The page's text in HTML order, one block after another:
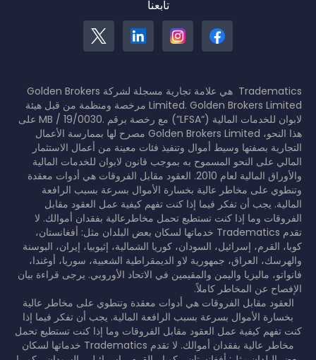
تابعنا
Tradematics هي علامة تجارية مسجلة لشركة Golden Brokers
Limited. Golden Brokers Limited مرخصة ومنظمة من قبل هيئة
لابوان للخدمات المالية (“LFSA”) مع رخصة برقم .MB / 19/0030 على
هذا النحو، Golden Brokers Limited مصرح لها بممارسة الأعمال
التجارية بصفتها وسيط أموال وتنفيذ فئات معينة من أعمال الاستثمار
المالي على النحو المسموح به بموجب قانون لابوان للخدمات المالية
والأوراق المالية لعام 2010. العقود مقابل الفروقات هي أدوات معقدة
وتنطوي على مخاطر عالية بخسارة الأموال بسرعة بسبب الرافعة
المالية. يجب أن تفكر فيما إذا كنت تفهم كيفية عمل العقود مقابل
الفروقات وما إذا كنت تستطيع تحمل مخاطرعالية بفقدان أموالك. لا
تقدم Tradematics خدماتها لسكان بعض البلدان مثل: أفغانستان،
كوبا، القرم، إسرائيل، السودان، كوريا الشمالية، إثيوبيا، إيران، البوسنة
والهرسك، العراق، جمهورية لاو الديمقراطية الشعبية، سوريا، أوغندا،
فانواتو، ماليزيا واليمن والمقيمين في الاتحاد الأوروبي. يرجى قراءة بيان
الإفصاح عن المخاطر كاملاً.
العقود مقابل الفروقات هي أدوات معقدة وتنطوي على مخاطر عالية
بخسارة الأموال بسرعة بسبب الرافعة المالية. يجب أن تفكر فيما إذا
كنت تفهم كيفية عمل العقود مقابل الفروقات وما إذا كنت تستطيع تحمل
مخاطر عالية بفقدان أموالك. لا تقدم Tradematics خدماتها لسكان